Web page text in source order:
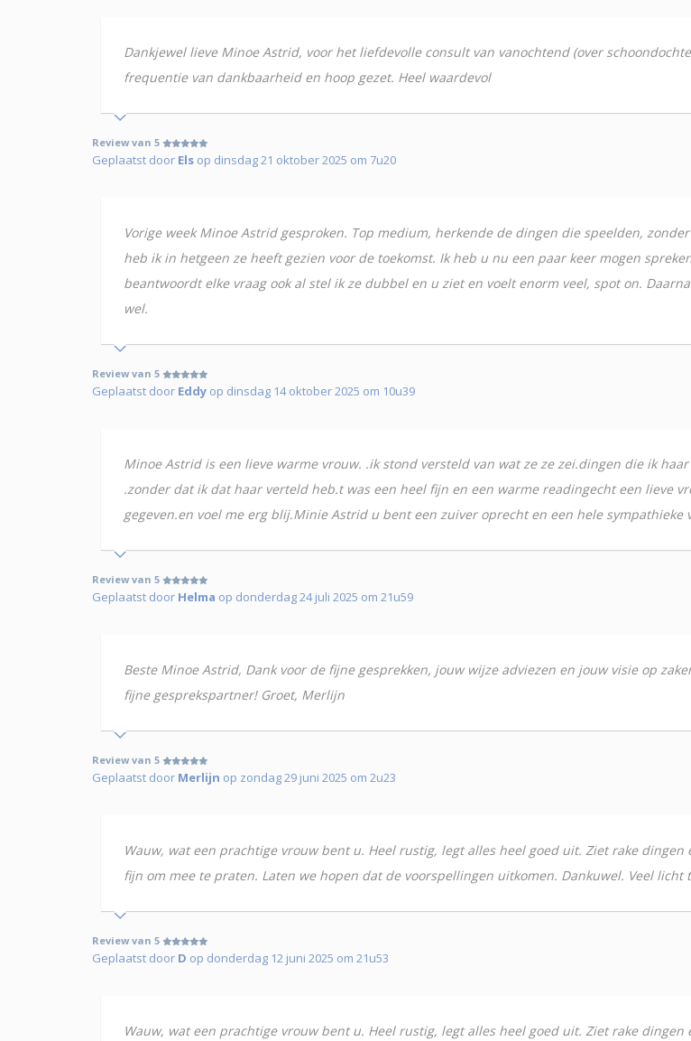
Dankjewel lieve Minoe Astrid, voor het liefdevolle consult van vanochtend (over
frequentie van dankbaarheid en hoop gezet. Heel waardevol
Review van 5
Geplaatst door Els op dinsdag 21 oktober 2025 om 7u20
Vorige week Minoe Astrid gesproken. Top medium, herkende de dingen die speelden,
heb ik in hetgeen ze heeft gezien voor de toekomst. Ik heb u nu een paar keer mogen
beantwoordt elke vraag ook al stel ik ze dubbel en u ziet en voelt enorm veel, spot on.
wel.
Review van 5
Geplaatst door Eddy op dinsdag 14 oktober 2025 om 10u39
Minoe Astrid is een lieve warme vrouw. .ik stond versteld van wat ze ze zei.dingen die ik
.zonder dat ik dat haar verteld heb.t was een heel fijn en een warme readingecht een lieve
gegeven.en voel me erg blij.Minie Astrid u bent een zuiver oprecht en een hele sympathieke
Review van 5
Geplaatst door Helma op donderdag 24 juli 2025 om 21u59
Beste Minoe Astrid, Dank voor de fijne gesprekken, jouw wijze adviezen en jouw visie op
fijne gesprekspartner! Groet, Merlijn
Review van 5
Geplaatst door Merlijn op zondag 29 juni 2025 om 2u23
Wauw, wat een prachtige vrouw bent u. Heel rustig, legt alles heel goed uit. Ziet rake
fijn om mee te praten. Laten we hopen dat de voorspellingen uitkomen. Dankuwel. Veel licht
Review van 5
Geplaatst door D op donderdag 12 juni 2025 om 21u53
Wauw, wat een prachtige vrouw bent u. Heel rustig, legt alles heel goed uit. Ziet rake